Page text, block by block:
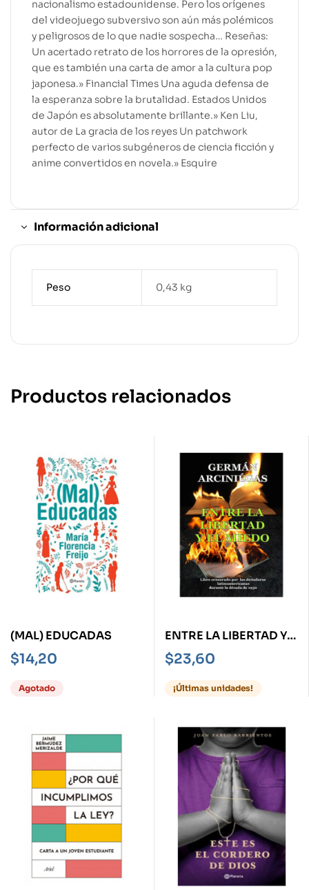
nacionalismo estadounidense. Pero los orígenes
del videojuego subversivo son aún más polémicos
y peligrosos de lo que nadie sospecha… Reseñas:
Un acertado retrato de los horrores de la opresión,
que es también una carta de amor a la cultura pop
japonesa.» Financial Times Una aguda defensa de
la esperanza sobre la brutalidad. Estados Unidos
de Japón es absolutamente brillante.» Ken Liu,
autor de La gracia de los reyes Un patchwork
perfecto de varios subgéneros de ciencia ficción y
anime convertidos en novela.» Esquire
Información adicional
Peso 0,43 kg
Productos relacionados
(MAL) EDUCADAS
$14,20
Agotado
ENTRE LA LIBERTAD Y
EL MIEDO
$23,60
¡Últimas unidades!